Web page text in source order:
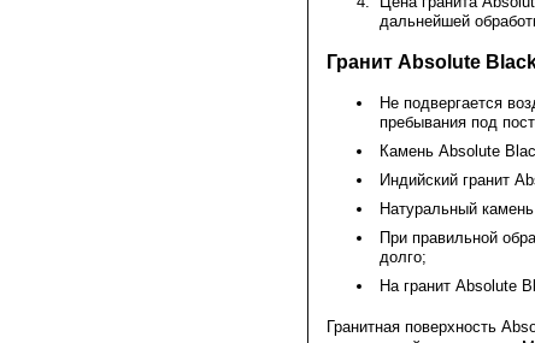
дальнейшей
Гранит Absolute
Не подвергается
пребывания под
Камень Absolute
Индийский гранит
Натуральный
При правильной
долго;
На гранит Absolute
Гранитная поверхность